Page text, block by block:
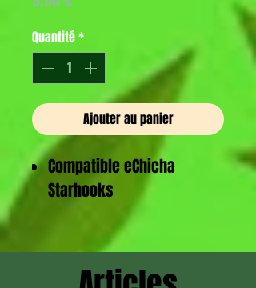
Quantité*
Ajouter au panier
Compatible eChicha
Starhooks
Installation simple et